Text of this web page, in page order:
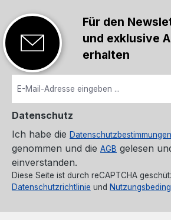
Für den
und exklusive
erhalten
Datenschutz
Ich habe die Datenschutzbestimmungen
genommen und die AGB gelesen
einverstanden.
Diese Seite ist durch reCAPTCHA
Datenschutzrichtlinie und